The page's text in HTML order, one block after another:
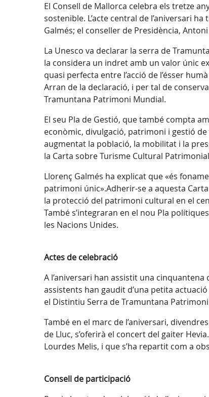
El Consell de Mallorca celebra els tretze
sostenible. L’acte central de l’aniversari
Galmés; el conseller de Presidència,
La Unesco va declarar la serra de
la considera un indret amb un valor únic
quasi perfecta entre l’acció de l’ésser
Arran de la declaració, i per tal de
Tramuntana Patrimoni Mundial.
El seu Pla de Gestió, que també compta
econòmic, divulgació, patrimoni i gestió
augmentat la població, la mobilitat i la
la Carta sobre Turisme Cultural
Llorenç Galmés ha explicat que «és
patrimoni únic».Adherir-se a aquesta
la protecció del patrimoni cultural en el
També s’integraran en el nou Pla
les Nacions Unides.
Actes de celebració
A l’aniversari han assistit una
assistents han gaudit d’una petita
el Distintiu Serra de Tramuntana
També en el marc de l’aniversari,
de Lluc, s’oferirà el concert del gaiter
Lourdes Melis, i que s’ha repartit com a
Consell de participació